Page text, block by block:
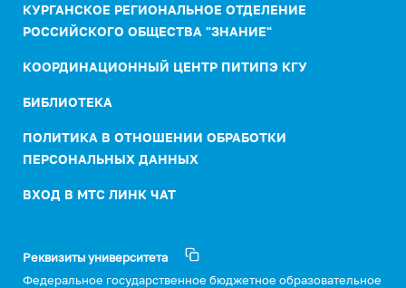
КУРГАНСКОЕ РЕГИОНАЛЬНОЕ ОТДЕЛЕНИЕ
РОССИЙСКОГО ОБЩЕСТВА "ЗНАНИЕ"
КООРДИНАЦИОННЫЙ ЦЕНТР ПИТИПЭ КГУ
БИБЛИОТЕКА
ПОЛИТИКА В ОТНОШЕНИИ ОБРАБОТКИ
ПЕРСОНАЛЬНЫХ ДАННЫХ
ВХОД В МТС ЛИНК ЧАТ
Реквизиты университета
Федеральное государственное бюджетное образовательное